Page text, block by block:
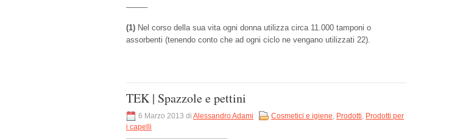
(1) Nel corso della sua vita ogni donna utilizza circa 11.000 tamponi o
assorbenti (tenendo conto che ad ogni ciclo ne vengano utilizzati 22).
TEK | Spazzole e pettini
6 Marzo 2013 di Alessandro Adami Cosmetici e igiene, Prodotti, Prodotti per
i capelli